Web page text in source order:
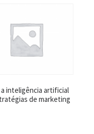
a inteligência artificial
de marketing